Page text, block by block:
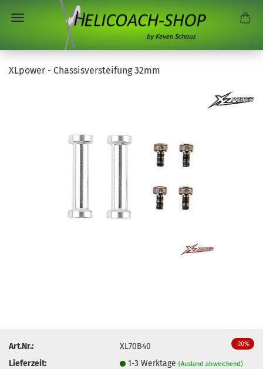
XLpower - Chassisversteifung 32mm
-20%
Art.Nr.:
XL70B40
Lieferzeit:
1-3 Werktage(Ausland abweichend)